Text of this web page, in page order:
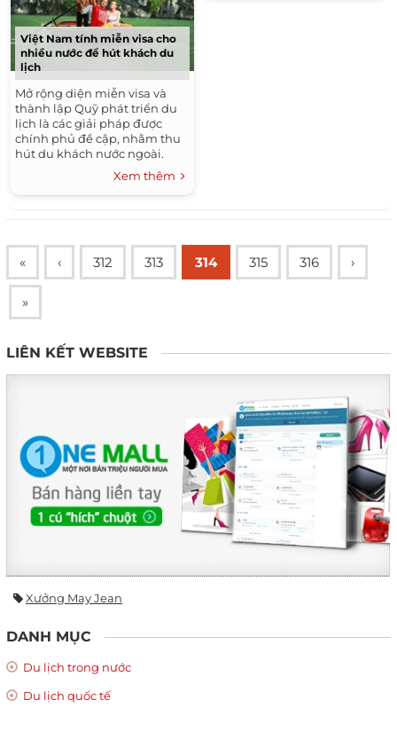
Việt Nam tính miễn visa cho
nhiều nước để hút khách du
lịch
Mở rộng diện miễn visa và
thành lập Quỹ phát triển du
lịch là các giải pháp được
chính phủ đề cập, nhằm thu
hút du khách nước ngoài.
Xem thêm
« ‹ 312 313 314 315 316 ›
»
LIÊN KẾT WEBSITE
Xưởng May Jean
DANH MỤC
Du lịch trong nước
Du lịch quốc tế